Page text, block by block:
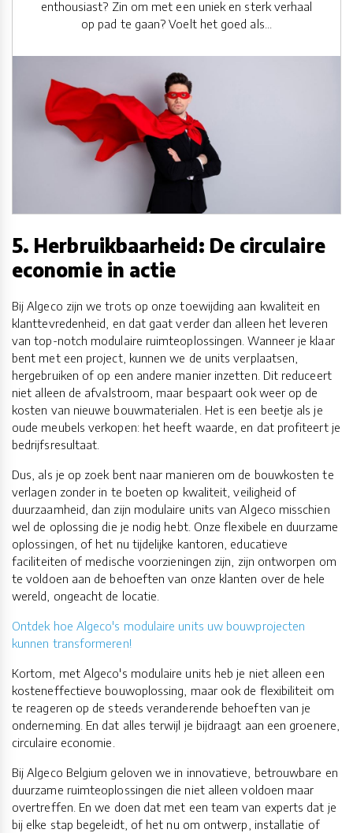
enthousiast? Zin om met een uniek en sterk verhaal
op pad te gaan? Voelt het goed als...
5. Herbruikbaarheid: De circulaire
economie in actie
Bij Algeco zijn we trots op onze toewijding aan kwaliteit en
klanttevredenheid, en dat gaat verder dan alleen het leveren
van top-notch modulaire ruimteoplossingen. Wanneer je klaar
bent met een project, kunnen we de units verplaatsen,
hergebruiken of op een andere manier inzetten. Dit reduceert
niet alleen de afvalstroom, maar bespaart ook weer op de
kosten van nieuwe bouwmaterialen. Het is een beetje als je
oude meubels verkopen: het heeft waarde, en dat profiteert je
bedrijfsresultaat.
Dus, als je op zoek bent naar manieren om de bouwkosten te
verlagen zonder in te boeten op kwaliteit, veiligheid of
duurzaamheid, dan zijn modulaire units van Algeco misschien
wel de oplossing die je nodig hebt. Onze flexibele en duurzame
oplossingen, of het nu tijdelijke kantoren, educatieve
faciliteiten of medische voorzieningen zijn, zijn ontworpen om
te voldoen aan de behoeften van onze klanten over de hele
wereld, ongeacht de locatie.
Ontdek hoe Algeco's modulaire units uw bouwprojecten
kunnen transformeren!
Kortom, met Algeco's modulaire units heb je niet alleen een
kosteneffectieve bouwoplossing, maar ook de flexibiliteit om
te reageren op de steeds veranderende behoeften van je
onderneming. En dat alles terwijl je bijdraagt aan een groenere,
circulaire economie.
Bij Algeco Belgium geloven we in innovatieve, betrouwbare en
duurzame ruimteoplossingen die niet alleen voldoen maar
overtreffen. En we doen dat met een team van experts dat je
bij elke stap begeleidt, of het nu om ontwerp, installatie of